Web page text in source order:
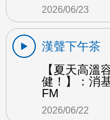
2026/06/23
漢聲下午茶
【夏天高溫
健！】：消
FM
2026/06/22